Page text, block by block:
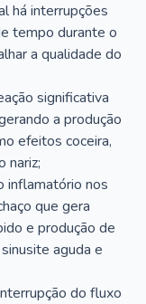
há interrupções
tempo durante o
a qualidade do
significativa
a produção
efeitos coceira,
nariz;
inflamatório nos
que gera
e produção de
aguda e
do fluxo